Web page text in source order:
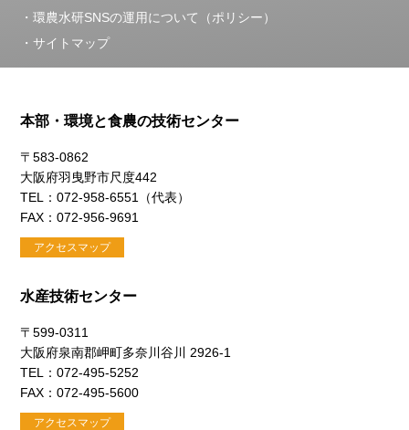
環農水研SNSの運用について（ポリシー）
サイトマップ
本部・環境と食農の技術センター
〒583-0862
大阪府羽曳野市尺度442
TEL：072-958-6551（代表）
FAX：072-956-9691
アクセスマップ
水産技術センター
〒599-0311
大阪府泉南郡岬町多奈川谷川 2926-1
TEL：072-495-5252
FAX：072-495-5600
アクセスマップ